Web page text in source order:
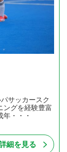
サッカースク
ングを経験豊富
・・・
細を見る